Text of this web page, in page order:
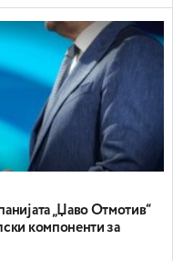
„Џаво Отмотив“
компоненти за